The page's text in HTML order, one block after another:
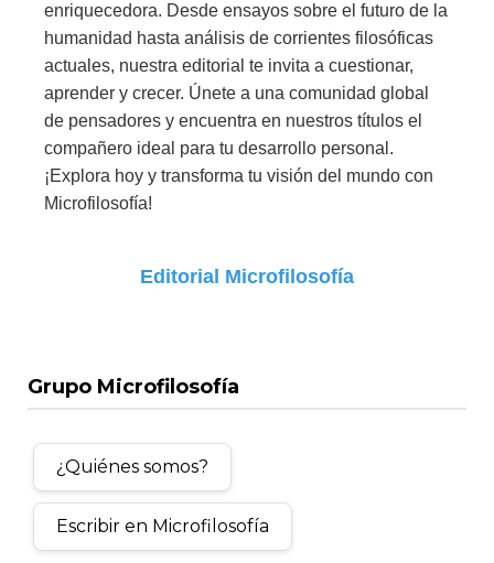
enriquecedora. Desde ensayos sobre el futuro de la
humanidad hasta análisis de corrientes filosóficas
actuales, nuestra editorial te invita a cuestionar,
aprender y crecer. Únete a una comunidad global
de pensadores y encuentra en nuestros títulos el
compañero ideal para tu desarrollo personal.
¡Explora hoy y transforma tu visión del mundo con
Microfilosofía!
Editorial Microfilosofía
Grupo Microfilosofía
¿Quiénes somos?
Escribir en Microfilosofía